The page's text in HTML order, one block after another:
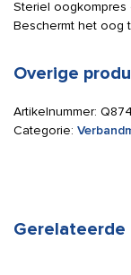
Steriel
Beschermt het oog
Overige
Artikelnummer:
Categorie:
Gerelateerde